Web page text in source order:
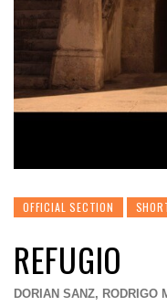
OFFICIAL SECTION
REFUGIO
DORIAN SANZ, RODRIGO